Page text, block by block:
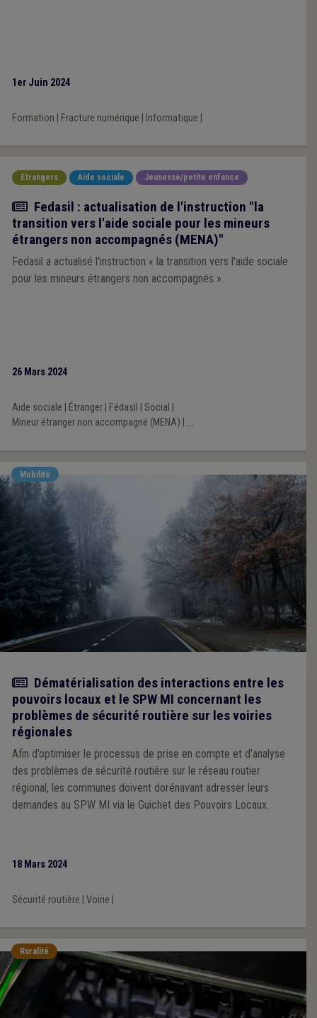
1er Juin 2024
Formation Fracture numérique Informatique
Etrangers Aide sociale Jeunesse/petite enfance
Actualité
Fedasil : actualisation de l'instruction "la
transition vers l'aide sociale pour les mineurs
étrangers non accompagnés (MENA)"
Fedasil a actualisé l'instruction « la transition vers l'aide sociale
pour les mineurs étrangers non accompagnés ».
26 Mars 2024
Aide sociale Étranger| Fédasil Social
Mineur étranger non accompagné (MENA)
...
Mobilité
Actualité
Dématérialisation des interactions entre les
pouvoirs locaux et le SPW MI concernant les
problèmes de sécurité routière sur les voiries
régionales
Afin d’optimiser le processus de prise en compte et d’analyse
des problèmes de sécurité routière sur le réseau routier
régional, les communes doivent dorénavant adresser leurs
demandes au SPW MI via le Guichet des Pouvoirs Locaux.
18 Mars 2024
Sécurité routière Voirie
Ruralité